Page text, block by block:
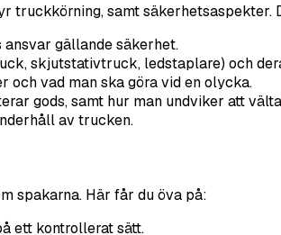
samt säkerhetsaspekter.
gällande säkerhet.
skjutstativtruck, ledstaplare) och
vad man ska göra vid en olycka.
gods, samt hur man undviker att
av trucken.
spakarna. Här får du öva på:
ett kontrollerat sätt.